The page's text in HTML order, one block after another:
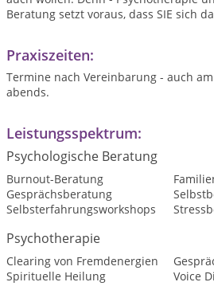
Beratung setzt voraus, dass SIE sich
Praxiszeiten:
Termine nach Vereinbarung - auch
abends.
Leistungsspektrum:
Psychologische Beratung
Burnout-Beratung
Gesprächsberatung
Selbsterfahrungsworkshops
Psychotherapie
Clearing von Fremdenergien
Spirituelle Heilung
Voice